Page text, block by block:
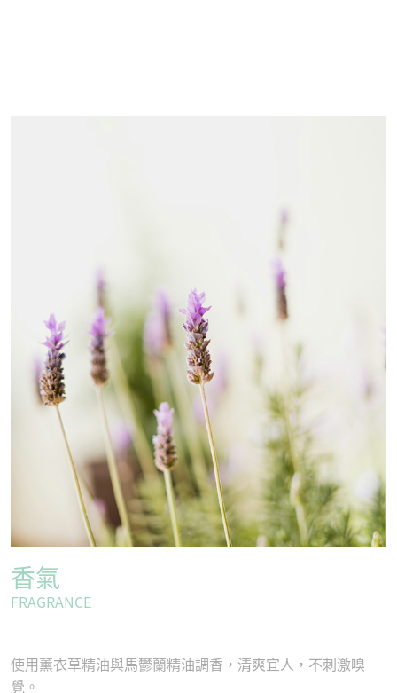
香氣
FRAGRANCE
使用薰衣草精油與馬鬱蘭精油調香，清爽宜人，不刺激嗅
覺。